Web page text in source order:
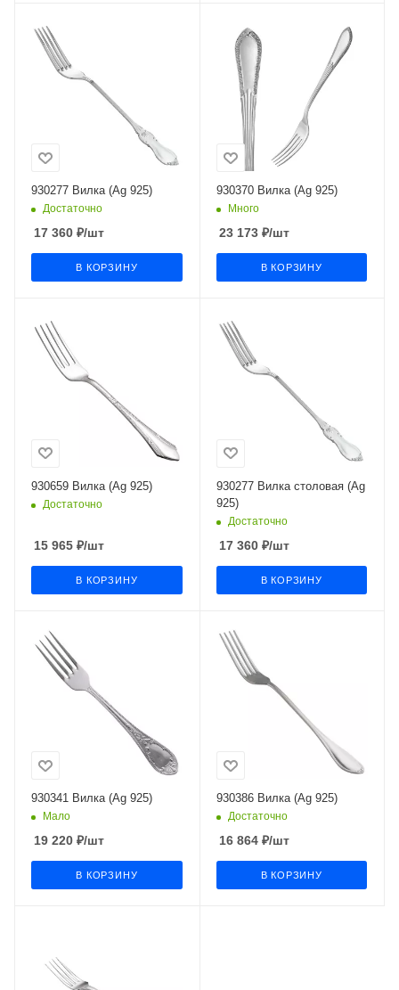
930277 Вилка (Ag 925)
Достаточно
17 360 ₽/шт
В КОРЗИНУ
930370 Вилка (Ag 925)
Много
23 173₽/шт
В КОРЗИНУ
930659 Вилка (Ag 925)
Достаточно
15 965 ₽/шт
В КОРЗИНУ
930277 Вилка столовая (Ag
925)
Достаточно
17 360₽/шт
В КОРЗИНУ
930341 Вилка (Ag 925)
Мало
19 220 ₽/шт
В КОРЗИНУ
930386 Вилка (Ag 925)
Достаточно
16 864₽/шт
В КОРЗИНУ